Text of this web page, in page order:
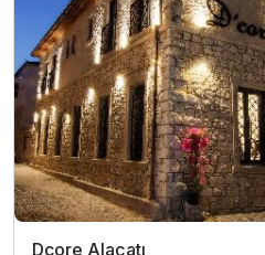
Dcore Alaçatı